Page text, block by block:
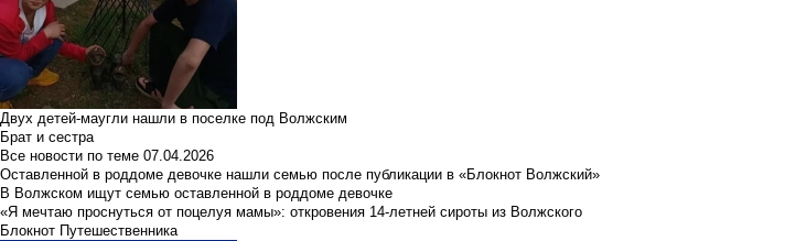
Двух детей-маугли нашли в поселке под Волжским
Брат и сестра
Все новости по теме 07.04.2026
Оставленной в роддоме девочке нашли семью после публикации в «Блокнот Волжский»
В Волжском ищут семью оставленной в роддоме девочке
«Я мечтаю проснуться от поцелуя мамы»: откровения 14-летней сироты из Волжского
Блокнот Путешественника